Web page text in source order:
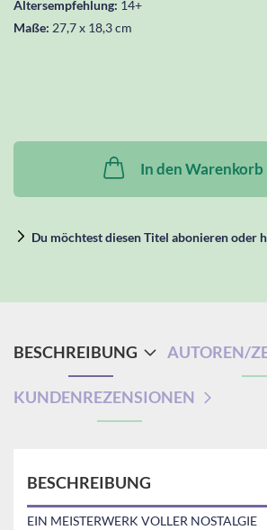
Altersempfehlung: 14+
Maße: 27,7 x 18,3 cm
In den Warenkorb
Du möchtest diesen Titel abonieren oder
BESCHREIBUNG AUTOREN/
KUNDENREZENSIONEN
BESCHREIBUNG
EIN MEISTERWERK VOLLER NOSTALGIE